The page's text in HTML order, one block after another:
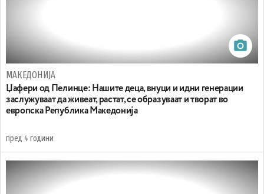
МАКЕДОНИЈА
Џафери од Пелинце: Нашите деца, внуци и идни генерации
заслужуваат да живеат, растат, се образуваат и творат во
европска Република Македонија
пред 4 години